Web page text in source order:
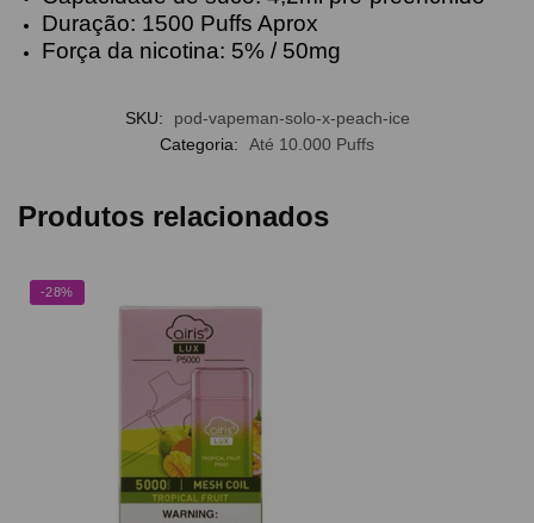
Duração: 1500 Puffs Aprox
Força da nicotina: 5% / 50mg
SKU:
pod-vapeman-solo-x-peach-ice
Categoria:
Até 10.000 Puffs
Produtos relacionados
-28%